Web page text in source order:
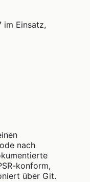
im Einsatz,
nach
konform,
über Git.